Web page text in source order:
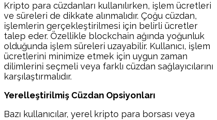
Kripto para cüzdanları kullanılırken, işlem ücretleri
ve süreleri de dikkate alınmalıdır. Çoğu cüzdan,
işlemlerin gerçekleştirilmesi için belirli ücretler
talep eder. Özellikle blockchain ağında yoğunluk
olduğunda işlem süreleri uzayabilir. Kullanıcı, işlem
ücretlerini minimize etmek için uygun zaman
dilimlerini seçmeli veya farklı cüzdan sağlayıcılarını
karşılaştırmalıdır.
Yerelleştirilmiş Cüzdan Opsiyonları
Bazı kullanıcılar, yerel kripto para borsası veya